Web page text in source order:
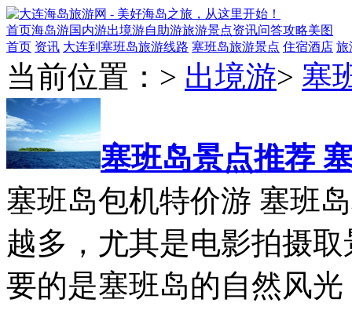
首页海岛游国内游出境游自助游旅游景点资讯问答攻略美图
首页 资讯 大连到塞班岛旅游线路 塞班岛旅游景点 住宿酒店 旅
当前位置： > 出境游> 塞
塞班岛景点推荐
塞班岛包机特价游 塞班
越多，尤其是电影拍摄
要的是塞班岛的自然风